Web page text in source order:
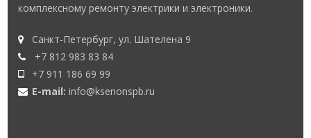
комплексному ремонту электрики и электроники.
Санкт-Петербург, ул. Шателена 9
+7 812 983 83 84
+7 911 186 69 99
E-mail:info@ksenonspb.ru